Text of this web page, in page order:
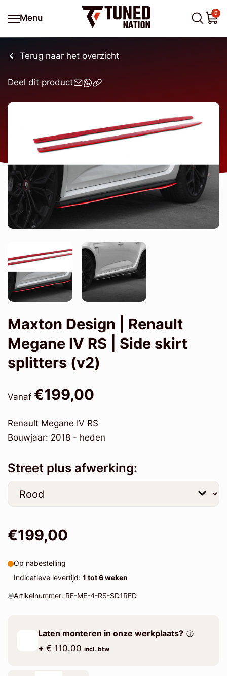
Menu
0
Terug naar het overzicht
Deel dit product
Maxton Design | Renault
Megane IV RS | Side skirt
splitters (v2)
Vanaf €199,00
Renault Megane IV RS
Bouwjaar: 2018 - heden
Street plus afwerking:
€199,00
Op nabestelling
Indicatieve levertijd: 1 tot 6 weken
Artikelnummer: RE-ME-4-RS-SD1RED
Laten monteren in onze werkplaats?
+ € 110.00 incl. btw